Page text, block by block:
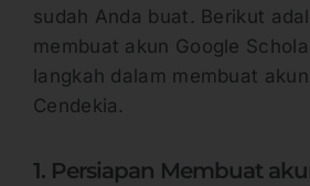
sudah Anda buat. Berikut
membuat akun Google
langkah dalam membuat
Cendekia.
1. Persiapan Membuat